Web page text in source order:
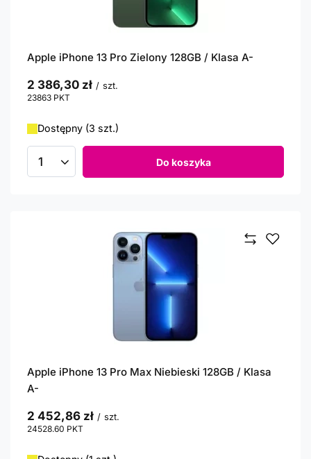
Apple iPhone 13 Pro Zielony 128GB / Klasa A-
2 386,30 zł / szt.
23863 PKT
Dostępny (3 szt.)
Ilość produktów Do koszyka
Apple iPhone 13 Pro Max Niebieski 128GB / Klasa
A-
2 452,86 zł / szt.
24528.60 PKT